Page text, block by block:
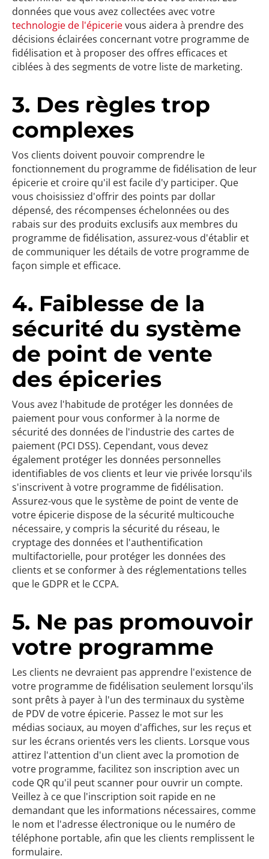
données que vous avez collectées avec votre
technologie de l'épicerievous aidera à prendre des
décisions éclairées concernant votre programme de
fidélisation et à proposer des offres efficaces et
ciblées à des segments de votre liste de marketing.
3. Des règles trop
complexes
Vos clients doivent pouvoir comprendre le
fonctionnement du programme de fidélisation de leur
épicerie et croire qu'il est facile d'y participer. Que
vous choisissiez d'offrir des points par dollar
dépensé, des récompenses échelonnées ou des
rabais sur des produits exclusifs aux membres du
programme de fidélisation, assurez-vous d'établir et
de communiquer les détails de votre programme de
façon simple et efficace.
4. Faiblesse de la
sécurité du système
de point de vente
des épiceries
Vous avez l'habitude de protéger les données de
paiement pour vous conformer à la norme de
sécurité des données de l'industrie des cartes de
paiement (PCI DSS). Cependant, vous devez
également protéger les données personnelles
identifiables de vos clients et leur vie privée lorsqu'ils
s'inscrivent à votre programme de fidélisation.
Assurez-vous que le système de point de vente de
votre épicerie dispose de la sécurité multicouche
nécessaire, y compris la sécurité du réseau, le
cryptage des données et l'authentification
multifactorielle, pour protéger les données des
clients et se conformer à des réglementations telles
que le GDPR et le CCPA.
5. Ne pas promouvoir
votre programme
Les clients ne devraient pas apprendre l'existence de
votre programme de fidélisation seulement lorsqu'ils
sont prêts à payer à l'un des terminaux du système
de PDV de votre épicerie. Passez le mot sur les
médias sociaux, au moyen d'affiches, sur les reçus et
sur les écrans orientés vers les clients. Lorsque vous
attirez l'attention d'un client avec la promotion de
votre programme, facilitez son inscription avec un
code QR qu'il peut scanner pour ouvrir un compte.
Veillez à ce que l'inscription soit rapide en ne
demandant que les informations nécessaires, comme
le nom et l'adresse électronique ou le numéro de
téléphone portable, afin que les clients remplissent le
formulaire.